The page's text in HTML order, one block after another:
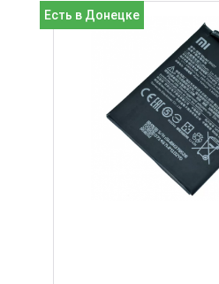
Есть в Донецке